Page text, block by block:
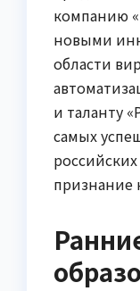
компанию
новыми
области
и таланту
самых
признание